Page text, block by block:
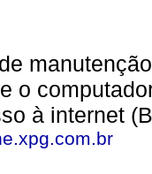
o
à internet